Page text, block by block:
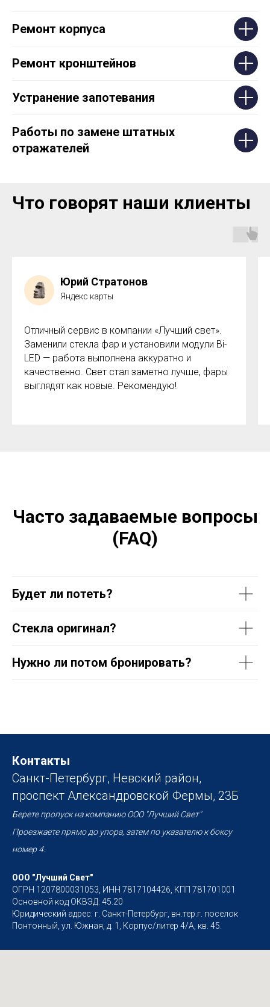
Ремонт корпуса
Ремонт кронштейнов
Устранение запотевания
Работы по замене штатных
отражателей
Что говорят наши клиенты
Юрий Стратонов
Яндекс карты
Отличный сервис в компании «Лучший свет».
Заменили стекла фар и установили модули Bi-
LED — работа выполнена аккуратно и
качественно. Свет стал заметно лучше, фары
выглядят как новые. Рекомендую!
Часто задаваемые вопросы
(FAQ)
Будет ли потеть?
Стекла оригинал?
Нужно ли потом бронировать?
Контакты
Санкт-Петербург, Невский район,
проспект Александровской Фермы, 23Б
Берете пропуск на компанию ООО "Лучший Свет"
Проезжаете прямо до упора, затем по указателю к боксу
номер 4.
ООО "Лучший Свет"
ОГРН 1207800031053, ИНН 7817104426, КПП 781701001
Основной код ОКВЭД: 45.20
Юридический адрес: г. Санкт-Петербург, вн.тер.г. поселок
Понтонный, ул. Южная, д. 1, Корпус/литер 4/А, кв. 45.